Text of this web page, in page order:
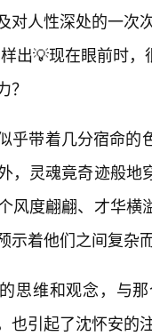
对人性深处的一次
出💡现在眼前时
？
乎带着几分宿命的
，灵魂竟奇迹般
风度翩翩、才华
示着他们之间复杂
思维和观念，与
也引起了沈怀安的